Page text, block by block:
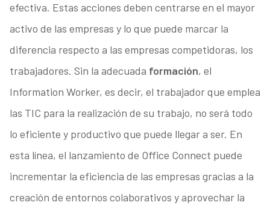
efectiva. Estas acciones deben centrarse en el mayor
activo de las empresas y lo que puede marcar la
diferencia respecto a las empresas competidoras, los
trabajadores. Sin la adecuada formación, el
Information Worker, es decir, el trabajador que emplea
las TIC para la realización de su trabajo, no será todo
lo eficiente y productivo que puede llegar a ser. En
esta línea, el lanzamiento de Office Connect puede
incrementar la eficiencia de las empresas gracias a la
creación de entornos colaborativos y aprovechar la